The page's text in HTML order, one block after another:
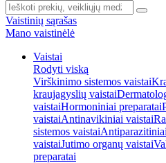
Vaistinių sąrašas
Mano vaistinėlė
Vaistai
Rodyti viską
Virškinimo sistemos vaistai
kraujagyslių vaistai
vaistaiHormoniniai preparatai
vaistaiAntinavikiniai vaistai
sistemos vaistai
vaistaiJutimo organų vaistai
preparatai